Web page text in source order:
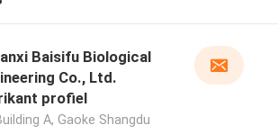
Baisifu Biological
Co., Ltd.
profiel
A, Gaoke Shangdu